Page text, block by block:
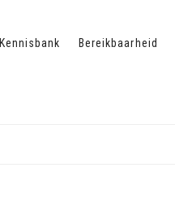
Kennisbank Bereikbaarheid